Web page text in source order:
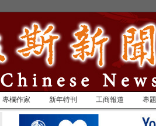
專欄作家 新年特刊 工商報道 專